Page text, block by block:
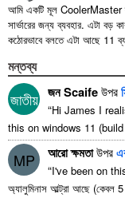
আমি একটি মূল CoolerMaster
সার্ভারের জন্য ব্যবহার. এটা বড়
কঠোরভাবে বলতে এটা আছে 11
মন্তব্য
জাতীয় জন Scaifeউপর
“Hi James I
this on windows 11 (
MP আরো ক্ষমতাউপর
“I've been on
অ্যালুমিনাস আল্ট্রা আছে